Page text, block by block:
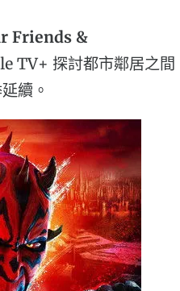
Friends &
TV+ 探討都市鄰居之間
續。